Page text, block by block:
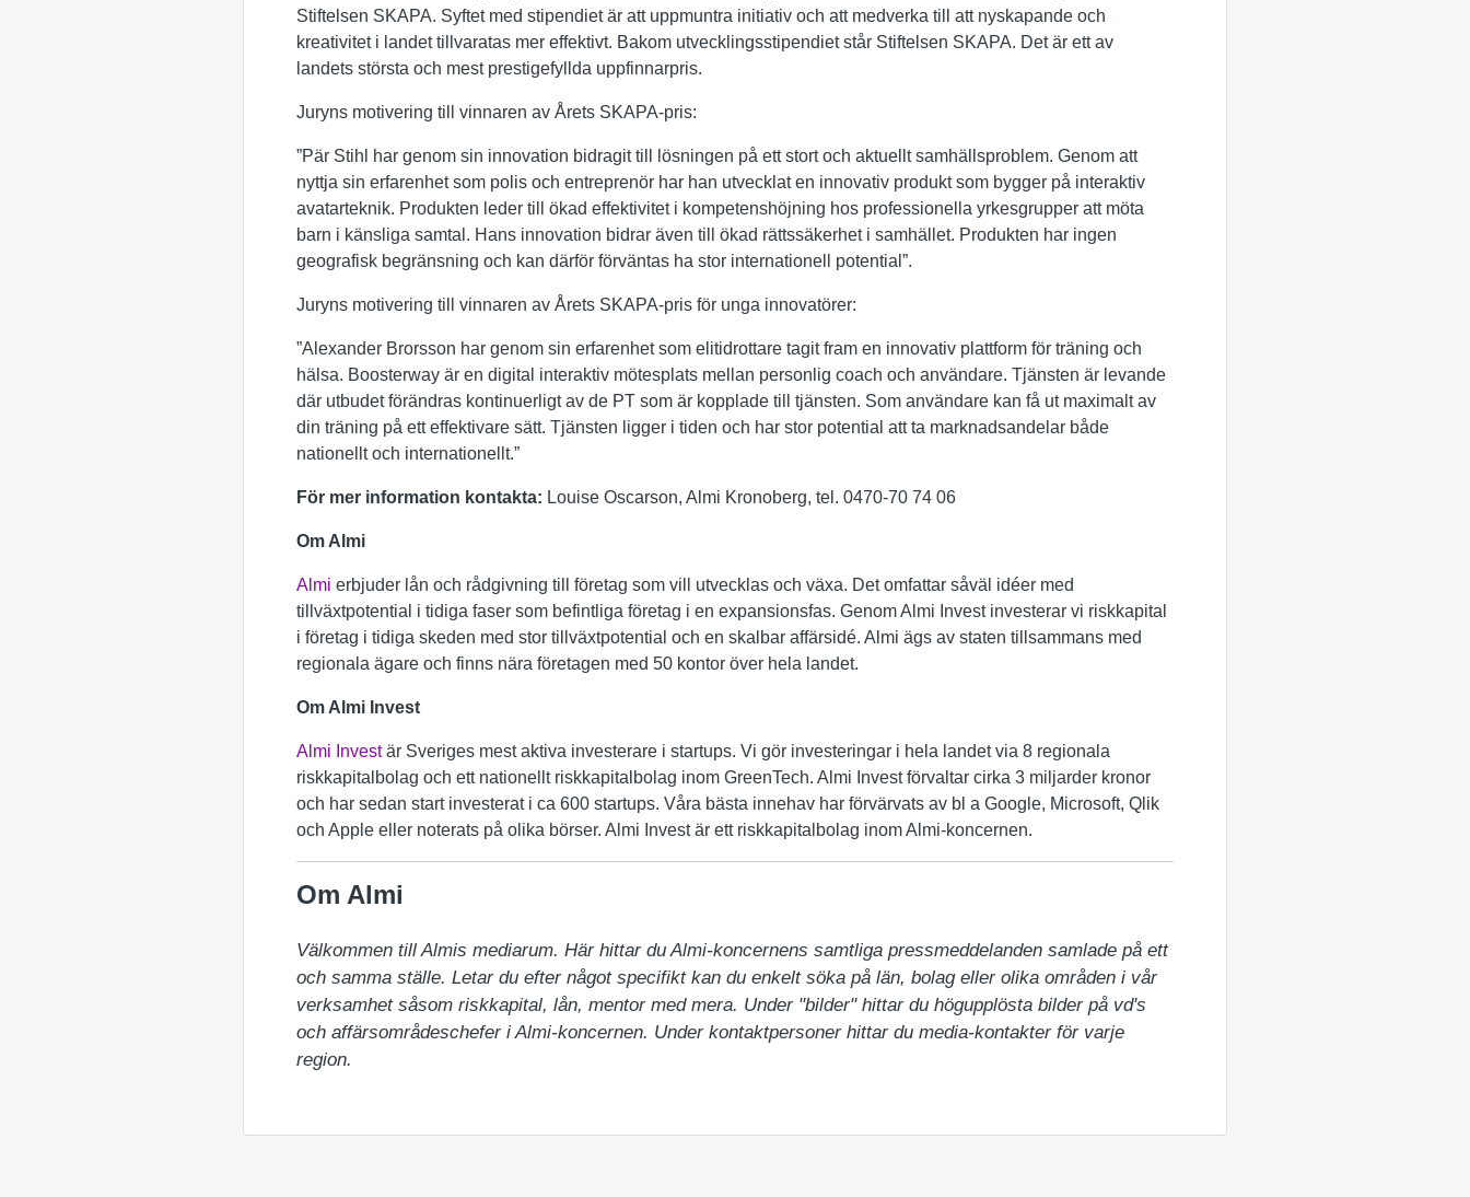
Stiftelsen SKAPA. Syftet med stipendiet är att uppmuntra initiativ och att medverka till att nyskapande och
kreativitet i landet tillvaratas mer effektivt. Bakom utvecklingsstipendiet står Stiftelsen SKAPA. Det är ett av
landets största och mest prestigefyllda uppfinnarpris.
Juryns motivering till vinnaren av Årets SKAPA-pris:
”Pär Stihl har genom sin innovation bidragit till lösningen på ett stort och aktuellt samhällsproblem. Genom att
nyttja sin erfarenhet som polis och entreprenör har han utvecklat en innovativ produkt som bygger på interaktiv
avatarteknik. Produkten leder till ökad effektivitet i kompetenshöjning hos professionella yrkesgrupper att möta
barn i känsliga samtal. Hans innovation bidrar även till ökad rättssäkerhet i samhället. Produkten har ingen
geografisk begränsning och kan därför förväntas ha stor internationell potential”.
Juryns motivering till vinnaren av Årets SKAPA-pris för unga innovatörer:
”Alexander Brorsson har genom sin erfarenhet som elitidrottare tagit fram en innovativ plattform för träning och
hälsa. Boosterway är en digital interaktiv mötesplats mellan personlig coach och användare. Tjänsten är levande
där utbudet förändras kontinuerligt av de PT som är kopplade till tjänsten. Som användare kan få ut maximalt av
din träning på ett effektivare sätt. Tjänsten ligger i tiden och har stor potential att ta marknadsandelar både
nationellt och internationellt.”
För mer information kontakta: Louise Oscarson, Almi Kronoberg, tel. 0470-70 74 06
Om Almi
Almi erbjuder lån och rådgivning till företag som vill utvecklas och växa. Det omfattar såväl idéer med
tillväxtpotential i tidiga faser som befintliga företag i en expansionsfas. Genom Almi Invest investerar vi riskkapital
i företag i tidiga skeden med stor tillväxtpotential och en skalbar affärsidé. Almi ägs av staten tillsammans med
regionala ägare och finns nära företagen med 50 kontor över hela landet.
Om Almi Invest
Almi Investär Sveriges mest aktiva investerare i startups. Vi gör investeringar i hela landet via 8 regionala
riskkapitalbolag och ett nationellt riskkapitalbolag inom GreenTech. Almi Invest förvaltar cirka 3 miljarder kronor
och har sedan start investerat i ca 600 startups. Våra bästa innehav har förvärvats av bl a Google, Microsoft, Qlik
och Apple eller noterats på olika börser. Almi Invest är ett riskkapitalbolag inom Almi-koncernen.
Om Almi
Välkommen till Almis mediarum. Här hittar du Almi-koncernens samtliga pressmeddelanden samlade på ett
och samma ställe. Letar du efter något specifikt kan du enkelt söka på län, bolag eller olika områden i vår
verksamhet såsom riskkapital, lån, mentor med mera. Under "bilder" hittar du högupplösta bilder på vd's
och affärsområdeschefer i Almi-koncernen. Under kontaktpersoner hittar du media-kontakter för varje
region.